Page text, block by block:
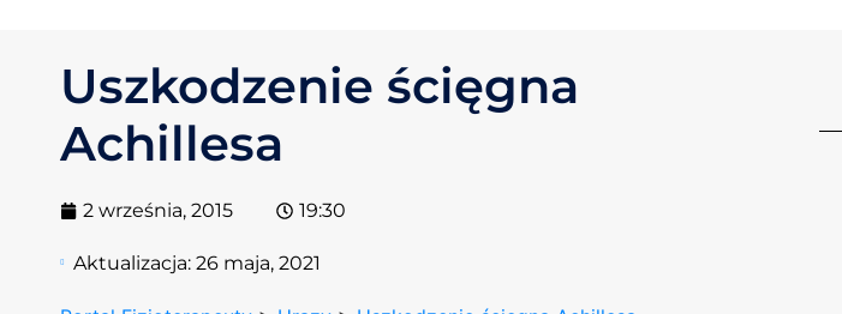
Uszkodzenie ścięgna
Achillesa
2 września, 2015 19:30
Aktualizacja:26 maja, 2021